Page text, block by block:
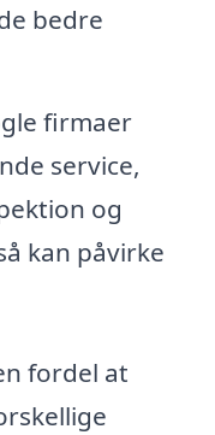
bedre
firmaer
service,
og
kan påvirke
fordel at